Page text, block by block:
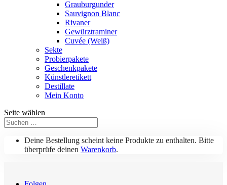
Grauburgunder
Sauvignon Blanc
Rivaner
Gewürztraminer
Cuvée (Weiß)
Sekte
Probierpakete
Geschenkpakete
Künstleretikett
Destillate
Mein Konto
Seite wählen
Deine Bestellung scheint keine Produkte zu enthalten. Bitte
überprüfe deinen Warenkorb.